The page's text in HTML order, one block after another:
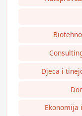
Djeca i
Ekonomija